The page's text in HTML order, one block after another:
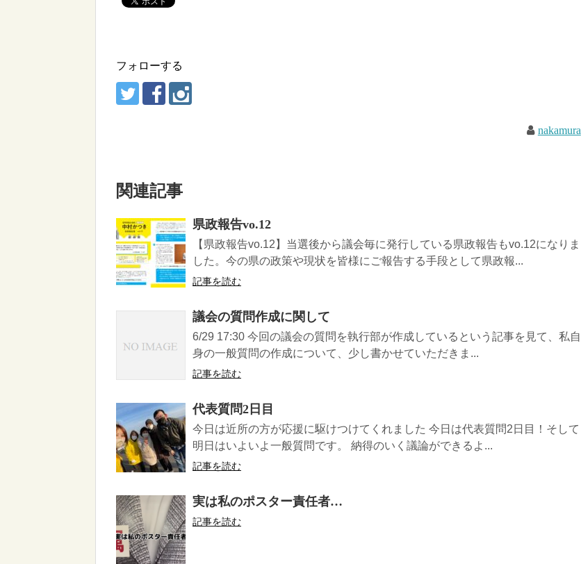
フォローする
nakamura
関連記事
県政報告vo.12
【県政報告vo.12】当選後から議会毎に発行している県政報告もvo.12になりま
した。今の県の政策や現状を皆様にご報告する手段として県政報...
記事を読む
議会の質問作成に関して
6/29 17:30 今回の議会の質問を執行部が作成しているという記事を見て、私自
身の一般質問の作成について、少し書かせていただきま...
記事を読む
代表質問2日目
今日は近所の方が応援に駆けつけてくれました 今日は代表質問2日目！そして
明日はいよいよ一般質問です。 納得のいく議論ができるよ...
記事を読む
実は私のポスター責任者…
記事を読む